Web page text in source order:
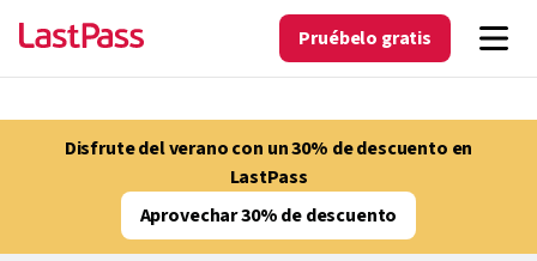
Pruébelo gratis
Disfrute del verano con un 30% de descuento en
LastPass
Aprovechar 30% de descuento